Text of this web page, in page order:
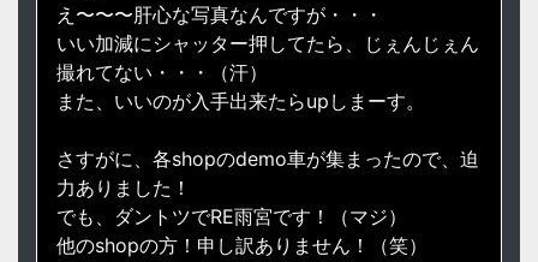
え〜〜〜肝心な写真なんですが・・・
いい加減にシャッター押してたら、じぇんじぇん
撮れてない・・・（汗）
また、いいのが入手出来たらupしまーす。
さすがに、各shopのdemo車が集まったので、迫
力ありました！
でも、ダントツでRE雨宮です！（マジ）
他のshopの方！申し訳ありません！（笑）